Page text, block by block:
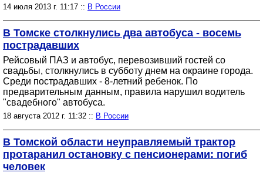
14 июля 2013 г. 11:17 :: В России
В Томске столкнулись два автобуса - восемь
пострадавших
Рейсовый ПАЗ и автобус, перевозивший гостей со
свадьбы, столкнулись в субботу днем на окраине города.
Среди пострадавших - 8-летний ребенок. По
предварительным данным, правила нарушил водитель
"свадебного" автобуса.
18 августа 2012 г. 11:32 :: В России
В Томской области неуправляемый трактор
протаранил остановку с пенсионерами: погиб
человек